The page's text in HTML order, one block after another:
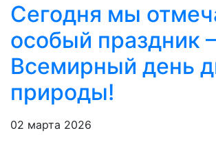
Сегодня мы
особый праздник
Всемирный день
природы!
02 марта 2026